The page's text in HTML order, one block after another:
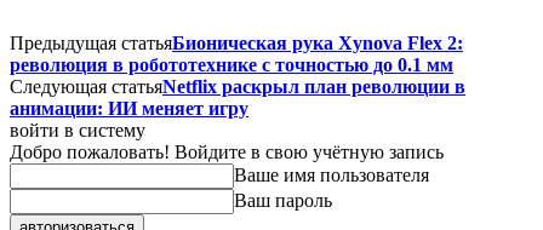
Предыдущая статьяБионическая рука Xynova Flex 2:
революция в робототехнике с точностью до 0.1 мм
Следующая статьяNetflix раскрыл план революции в
анимации: ИИ меняет игру
войти в систему
Добро пожаловать! Войдите в свою учётную запись
Ваше имя пользователя
Ваш пароль